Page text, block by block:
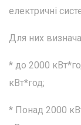
електричні
Для них
* до 2000
кВт*год;
* Понад 2000